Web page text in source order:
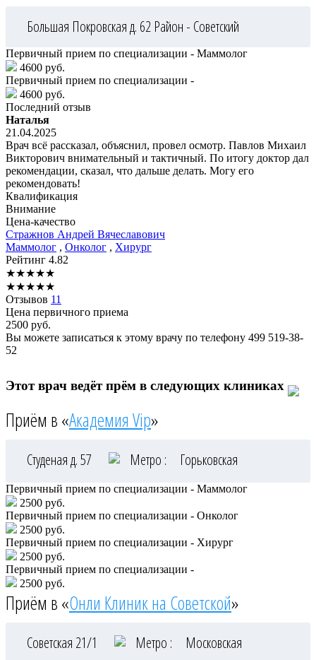
Большая Покровская д. 62 Район - Советский
Первичный прием по специализации - Маммолог
4600 руб.
Первичный прием по специализации -
4600 руб.
Последний отзыв
Наталья
21.04.2025
Врач всё рассказал, объяснил, провел осмотр. Павлов Михаил
Викторович внимательный и тактичный. По итогу доктор дал
рекомендации, сказал, что дальше делать. Могу его
рекомендовать!
Квалификация
Внимание
Цена-качество
Стражнов Андрей Вячеславович
Маммолог , Онколог , Хирург
Рейтинг 4.82
★★★★★
★★★★★
Отзывов 11
Цена первичного приема
2500 руб.
Вы можете записаться к этому врачу по телефону 499 519-38-
52
Этот врач ведёт прём в следующих клиниках
Приём в «Академия Vip»
Студеная д. 57 Метро : Горьковская
Первичный прием по специализации - Маммолог
2500 руб.
Первичный прием по специализации - Онколог
2500 руб.
Первичный прием по специализации - Хирург
2500 руб.
Первичный прием по специализации -
2500 руб.
Приём в «Онли Клиник на Советской»
Советская 21/1 Метро : Московская